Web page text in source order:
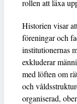
rollen att läxa
Historien visar
föreningar och
institutionernas
exkluderar
med löften om
och
organiserad,